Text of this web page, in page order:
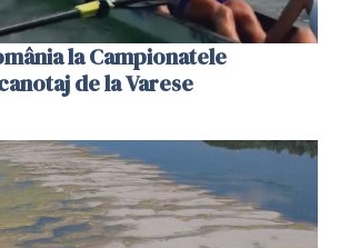
la Campionatele
de la Varese